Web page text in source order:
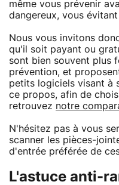
même vous prévenir
dangereux, vous
Nous vous invitons
qu'il soit payant ou
sont bien souvent plus
prévention, et
petits logiciels visant à
ce propos, afin de
retrouvez notre
N'hésitez pas à vous
scanner les pièces-
d'entrée préférée de
L'astuce anti-